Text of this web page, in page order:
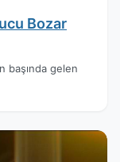
Bozar
başında gelen